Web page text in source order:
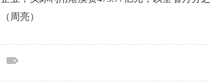
（周亮）